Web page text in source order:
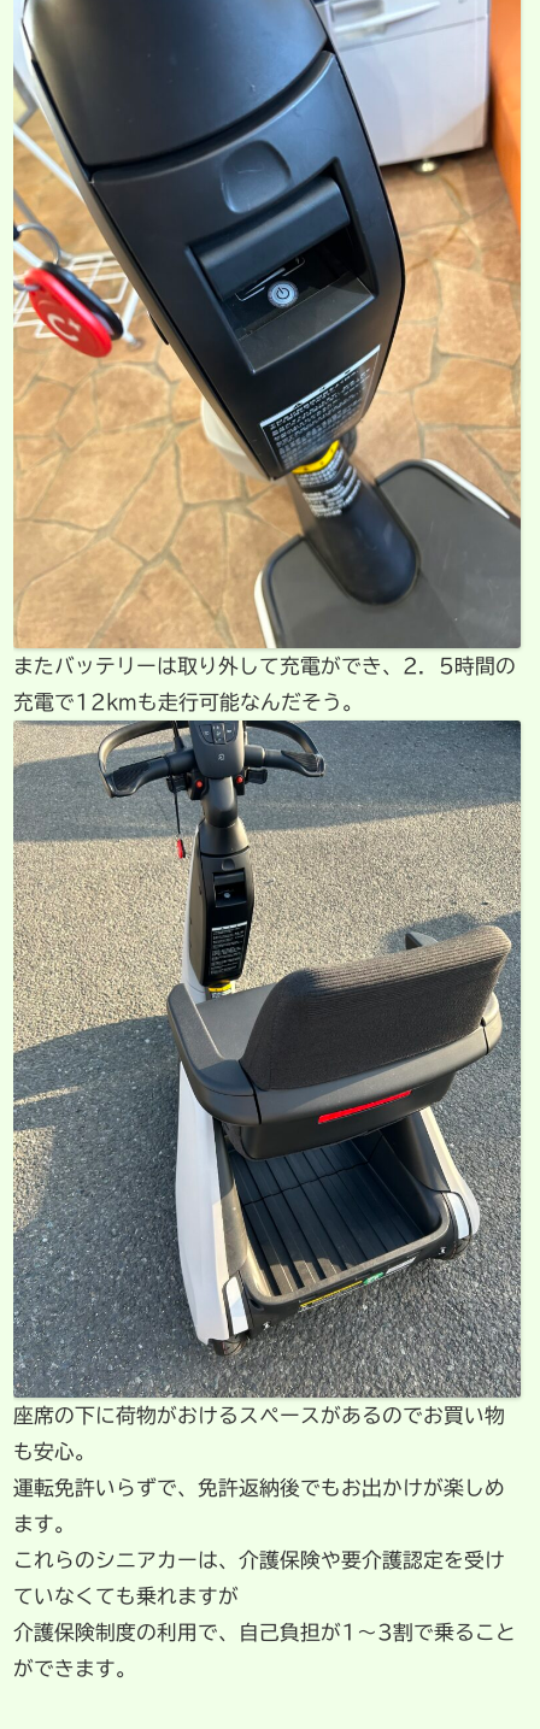
またバッテリーは取り外して充電ができ、2．5時間の
充電で12kmも走行可能なんだそう。
座席の下に荷物がおけるスペースがあるのでお買い物
も安心。
運転免許いらずで、免許返納後でもお出かけが楽しめ
ます。
これらのシニアカーは、介護保険や要介護認定を受け
ていなくても乗れますが
介護保険制度の利用で、自己負担が1〜3割で乗ること
ができます。